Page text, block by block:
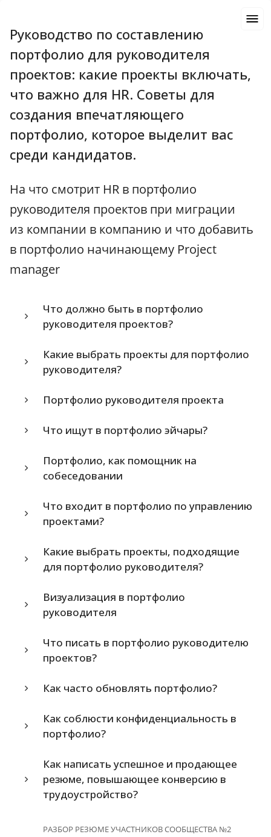
Руководство по составлению
портфолио для руководителя
проектов: какие проекты включать,
что важно для HR. Советы для
создания впечатляющего
портфолио, которое выделит вас
среди кандидатов.
На что смотрит HR в портфолио
руководителя проектов при миграции
из компании в компанию и что добавить
в портфолио начинающему Project
manager
Что должно быть в портфолио
руководителя проектов?
Какие выбрать проекты для портфолио
руководителя?
Портфолио руководителя проекта
Что ищут в портфолио эйчары?
Портфолио, как помощник на
собеседовании
Что входит в портфолио по управлению
проектами?
Какие выбрать проекты, подходящие
для портфолио руководителя?
Визуализация в портфолио
руководителя
Что писать в портфолио руководителю
проектов?
Как часто обновлять портфолио?
Как соблюсти конфиденциальность в
портфолио?
Как написать успешное и продающее
резюме, повышающее конверсию в
трудоустройство?
РАЗБОР РЕЗЮМЕ УЧАСТНИКОВ СООБЩЕСТВА №2